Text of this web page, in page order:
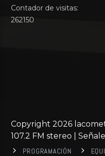
Contador de visitas:
262150
Copyright 2026
107.2 FM stereo |
PROGRAMACIÓN